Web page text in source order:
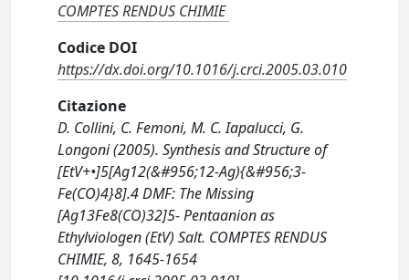
COMPTES RENDUS CHIMIE
Codice DOI
https://dx.doi.org/10.1016/j.crci.2005.03.010
Citazione
D. Collini, C. Femoni, M. C. Iapalucci, G.
Longoni (2005). Synthesis and Structure of
[EtV+•]5[Ag12(&#956;12-Ag){&#956;3-
Fe(CO)4}8].4 DMF: The Missing
[Ag13Fe8(CO)32]5- Pentaanion as
Ethylviologen (EtV) Salt. COMPTES RENDUS
CHIMIE, 8, 1645-1654